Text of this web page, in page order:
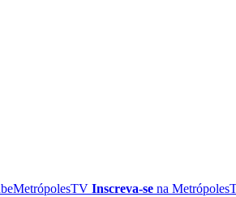
MetrópolesTV Inscreva-se na